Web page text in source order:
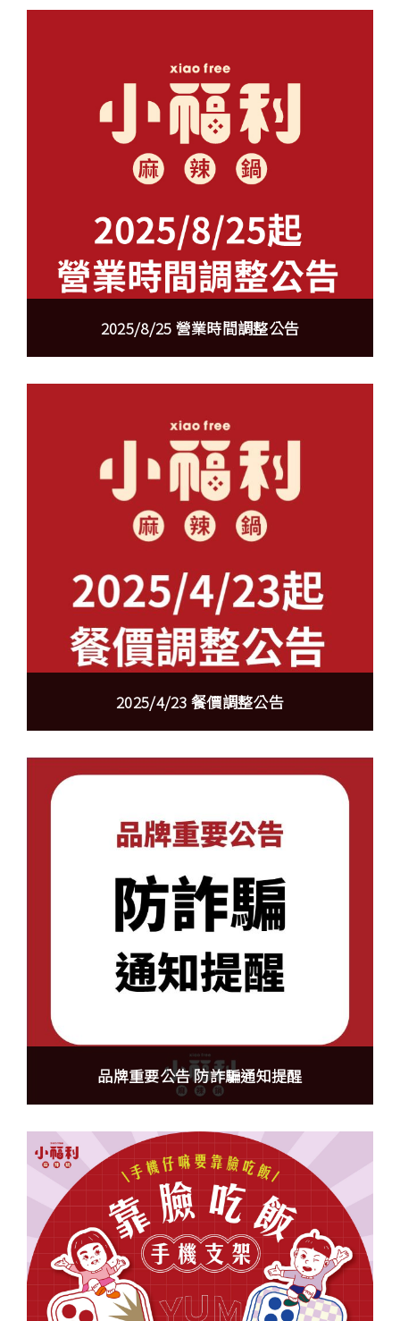
2025/8/25 營業時間調整公告
2025/4/23 餐價調整公告
品牌重要公告 防詐騙通知提醒